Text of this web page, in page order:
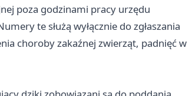
poza godzinami pracy urzędu
te służą wyłącznie do zgłaszania
choroby zakaźnej zwierząt, padnięć w